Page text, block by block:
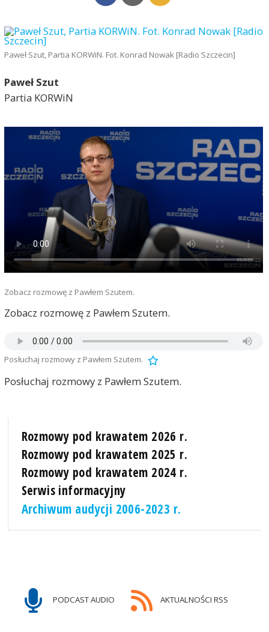
Paweł Szut, Partia KORWiN. Fot. Konrad Nowak [Radio Szczecin]
Paweł Szut
Partia KORWiN
Zobacz rozmowę z Pawłem Szutem.
Zobacz rozmowę z Pawłem Szutem.
Posłuchaj rozmowy z Pawłem Szutem.
Posłuchaj rozmowy z Pawłem Szutem.
Rozmowy pod krawatem 2026 r.
Rozmowy pod krawatem 2025 r.
Rozmowy pod krawatem 2024 r.
Serwis informacyjny
Archiwum audycji 2006-2023 r.
PODCAST AUDIO AKTUALNOŚCI RSS